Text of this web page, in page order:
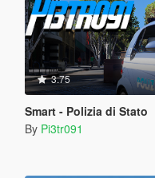
3.75
Smart - Polizia di Stato
By Pi3tr091